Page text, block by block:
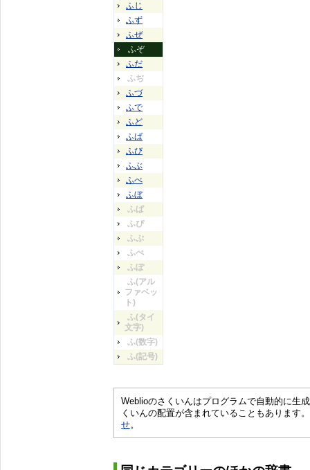
ふじ
ふず
ふぜ
ふぞ
ふだ
ふぢ
ふづ
ふで
ふど
ふば
ふび
ふぶ
ふべ
ふぼ
ふぱ
ふぴ
ふぷ
ふぺ
ふぽ
ふ(アル
ファベッ
ト)
ふ(タイ
文字)
ふ(数字)
ふ(記号)
Weblioのさくいんはプログラムで自動的に生
くいんの配置が含まれていることもあります
せ。